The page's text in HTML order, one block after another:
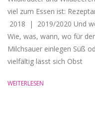
viel zum Essen ist:
2018 | 2019/2020 Und
Wie, was, wann, wo für
Milchsauer einlegen Süß
vielfältig lässt sich Obst
WEITERLESEN